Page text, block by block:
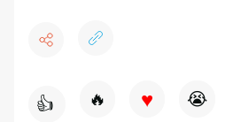
👍 🔥 ♥ 😭